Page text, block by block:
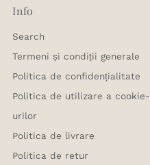
Info
Search
Termeni și condiții generale
Politica de confidențialitate
Politica de utilizare a cookie-
urilor
Politica de livrare
Politica de retur